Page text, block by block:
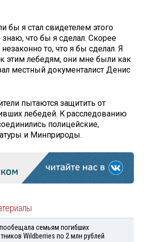
бы я стал свидетелем этого
знаю, что бы я сделал. Скорее
то, что я бы сделал. Я
этим лебедям, они мне были как
местный документалист Денис
пытаются защитить от
лебедей. К расследованию
полицейские,
и Минприроды.
семьям погибших
Wildberries по 2 млн рублей